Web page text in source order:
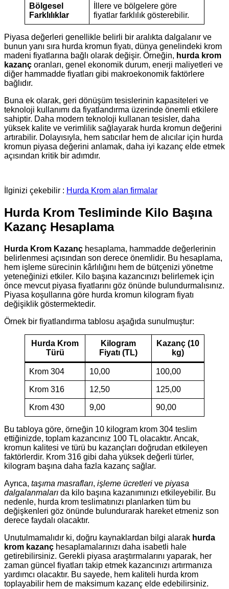
Bölgesel
Farklılıklar
İllere ve bölgelere göre
fiyatlar farklılık gösterebilir.
Piyasa değerleri genellikle belirli bir aralıkta dalgalanır ve
bunun yanı sıra hurda kromun fiyatı, dünya genelindeki krom
madeni fiyatlarına bağlı olarak değişir. Örneğin, hurda krom
kazanç oranları, genel ekonomik durum, enerji maliyetleri ve
diğer hammadde fiyatları gibi makroekonomik faktörlere
bağlıdır.
Buna ek olarak, geri dönüşüm tesislerinin kapasiteleri ve
teknoloji kullanımı da fiyatlandırma üzerinde önemli etkilere
sahiptir. Daha modern teknoloji kullanan tesisler, daha
yüksek kalite ve verimlilik sağlayarak hurda kromun değerini
artırabilir. Dolayısıyla, hem satıcılar hem de alıcılar için hurda
kromun piyasa değerini anlamak, daha iyi kazanç elde etmek
açısından kritik bir adımdır.
İlginizi çekebilir : Hurda Krom alan firmalar
Hurda Krom Tesliminde Kilo Başına
Kazanç Hesaplama
Hurda Krom Kazanç hesaplama, hammadde değerlerinin
belirlenmesi açısından son derece önemlidir. Bu hesaplama,
hem işleme sürecinin kârlılığını hem de bütçenizi yönetme
yeteneğinizi etkiler. Kilo başına kazancınızı belirlemek için
önce mevcut piyasa fiyatlarını göz önünde bulundurmalısınız.
Piyasa koşullarına göre hurda kromun kilogram fiyatı
değişiklik göstermektedir.
Örnek bir fiyatlandırma tablosu aşağıda sunulmuştur:
Hurda Krom
Türü
Kilogram
Fiyatı (TL)
Kazanç (10
kg)
Krom 304 10,00 100,00
Krom 316 12,50 125,00
Krom 430 9,00 90,00
Bu tabloya göre, örneğin 10 kilogram krom 304 teslim
ettiğinizde, toplam kazancınız 100 TL olacaktır. Ancak,
kromun kalitesi ve türü bu kazançları doğrudan etkileyen
faktörlerdir. Krom 316 gibi daha yüksek değerli türler,
kilogram başına daha fazla kazanç sağlar.
Ayrıca, taşıma masrafları, işleme ücretleri ve piyasa
dalgalanmaları da kilo başına kazanımınızı etkileyebilir. Bu
nedenle, hurda krom teslimatınızı planlarken tüm bu
değişkenleri göz önünde bulundurarak hareket etmeniz son
derece faydalı olacaktır.
Unutulmamalıdır ki, doğru kaynaklardan bilgi alarak hurda
krom kazanç hesaplamalarınızı daha isabetli hale
getirebilirsiniz. Gerekli piyasa araştırmalarını yaparak, her
zaman güncel fiyatları takip etmek kazancınızı artırmanıza
yardımcı olacaktır. Bu sayede, hem kaliteli hurda krom
toplayabilir hem de maksimum kazanç elde edebilirsiniz.